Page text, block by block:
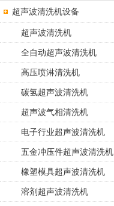
超声波清洗机设备
超声波清洗机
全自动超声波清洗机
高压喷淋清洗机
碳氢超声波清洗机
超声波气相清洗机
电子行业超声波清洗机
五金冲压件超声波清洗机
橡塑模具超声波清洗机
溶剂超声波清洗机